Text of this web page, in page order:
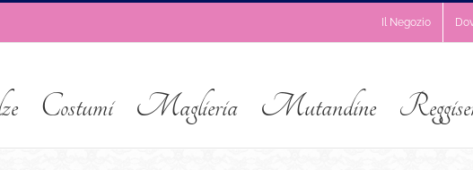
Il Negozio
Costumi Maglieria Mutandine